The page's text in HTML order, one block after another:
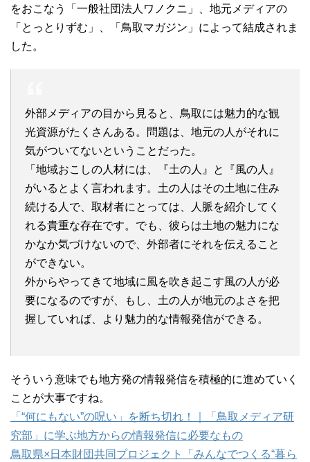
をおこなう「一般社団法人ワノクニ」、地元メディアの
「とっとりずむ」、「鳥取マガジン」によって結成されま
した。
外部メディアの目から見ると、鳥取には魅力的な観
光資源がたくさんある。問題は、地元の人がそれに
気がついてないということだった。
「地域おこしの人材には、『土の人』と『風の人』
がいるとよく言われます。土の人はその土地に住み
続ける人で、取材者にとっては、人脈を紹介してく
れる貴重な存在です。でも、彼らは土地の魅力にな
かなか気づけないので、外部者にそれを伝えること
ができない。
外からやってきて地域に風を吹き起こす風の人が必
要になるのですが、もし、土の人が地元のよさを把
握していれば、より魅力的な情報発信ができる。
そういう意味でも地方発の情報発信を積極的に進めていく
ことが大事ですね。
「“何にもない”の呪い」を断ち切れ！｜「鳥取メディア研
究部」に学ぶ地方からの情報発信に必要なもの
鳥取県×日本財団共同プロジェクト「みんなでつくる“暮ら